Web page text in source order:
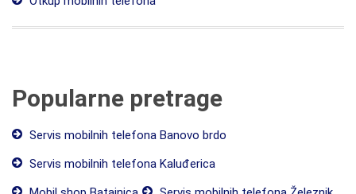
Popularne pretrage
Servis mobilnih telefona Banovo brdo
Servis mobilnih telefona Kaluđerica